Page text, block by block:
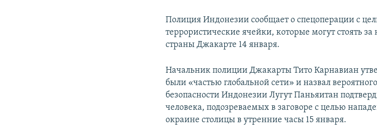
Полиция Индонезии сообщает о спецоперации с
террористические ячейки, которые могут стоять
страны Джакарте 14 января.
Начальник полиции Джакарты Тито Карнавиан
были «частью глобальной сети» и назвал
безопасности Индонезии Лугут Паньяитан
человека, подозреваемых в заговоре с целью
окраине столицы в утренние часы 15 января.